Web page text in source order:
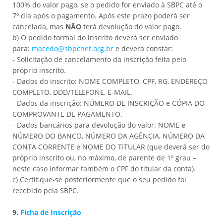
100% do valor pago, se o pedido for enviado à SBPC até o
7º dia após o pagamento. Após este prazo poderá ser
cancelada, mas NÃO terá devolução do valor pago.
b) O pedido formal do inscrito deverá ser enviado
para: macedo@sbpcnet.org.br e deverá constar:
- Solicitação de cancelamento da inscrição feita pelo
próprio inscrito.
- Dados do inscrito: NOME COMPLETO, CPF, RG, ENDEREÇO
COMPLETO, DDD/TELEFONE, E-MAIL.
- Dados da inscrição: NÚMERO DE INSCRIÇÃO e CÓPIA DO
COMPROVANTE DE PAGAMENTO.
- Dados bancários para devolução do valor: NOME e
NÚMERO DO BANCO, NÚMERO DA AGÊNCIA, NÚMERO DA
CONTA CORRENTE e NOME DO TITULAR (que deverá ser do
próprio inscrito ou, no máximo, de parente de 1º grau –
neste caso informar também o CPF do titular da conta).
c) Certifique-se posteriormente que o seu pedido foi
recebido pela SBPC.
9. Ficha de Inscrição